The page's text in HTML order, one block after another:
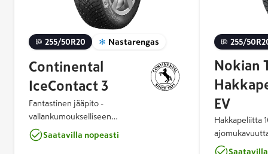
255/50R20 Nastarengas
Continental
IceContact 3
Fantastinen jääpito -
vallankumoukselliseen
talviajokokemukseen IceContact™ 3:n
ainutlaatuinen nastakonsepti tuo uuden
Saatavilla nopeasti
255/
Nokian
EV
Hakkapeliitta